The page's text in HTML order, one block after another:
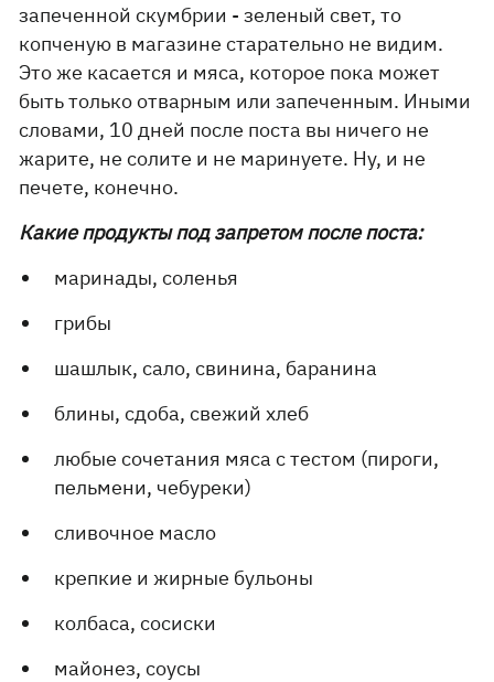
запеченной скумбрии - зеленый свет, то
копченую в магазине старательно не видим.
Это же касается и мяса, которое пока может
быть только отварным или запеченным. Иными
словами, 10 дней после поста вы ничего не
жарите, не солите и не маринуете. Ну, и не
печете, конечно.
Какие продукты под запретом после поста:
маринады, соленья
грибы
шашлык, сало, свинина, баранина
блины, сдоба, свежий хлеб
любые сочетания мяса с тестом (пироги,
пельмени, чебуреки)
сливочное масло
крепкие и жирные бульоны
колбаса, сосиски
майонез, соусы